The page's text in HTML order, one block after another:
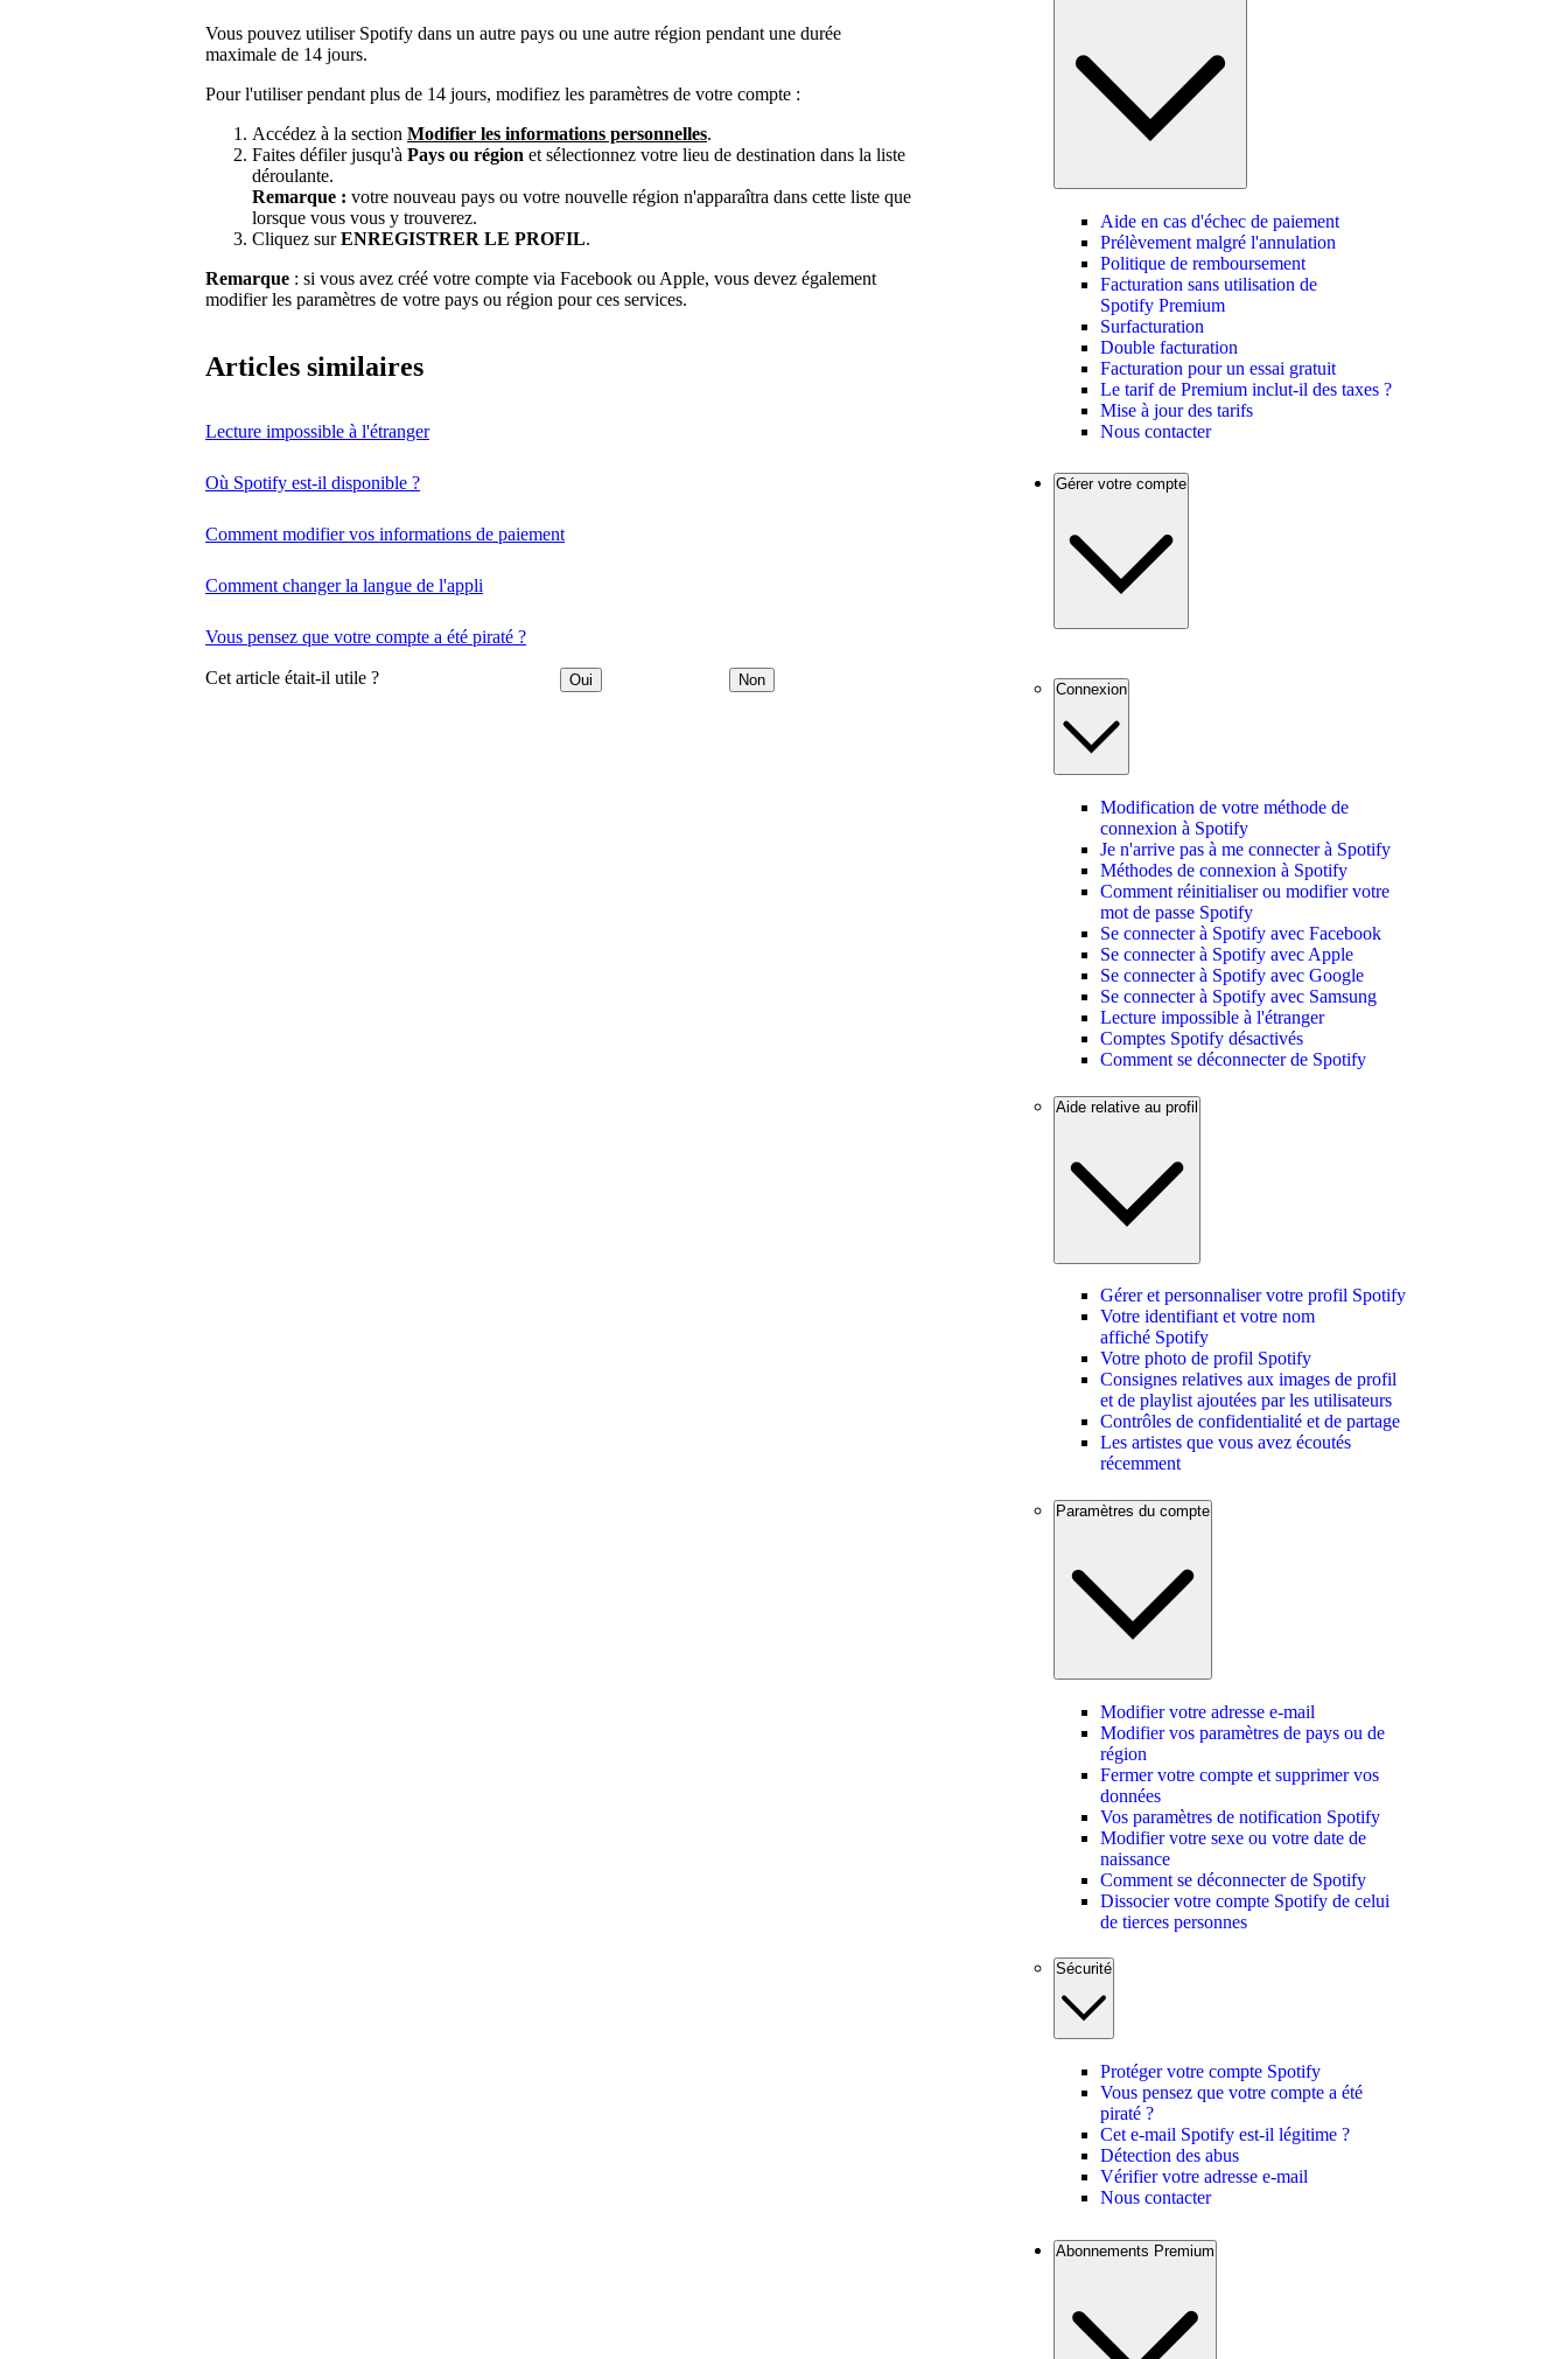
Vous pouvez utiliser Spotify dans un autre pays ou une autre région pendant une durée
maximale de 14 jours.
Pour l'utiliser pendant plus de 14 jours, modifiez les paramètres de votre compte :
Accédez à la section Modifier les informations personnelles.
Faites défiler jusqu'à Pays ou région et sélectionnez votre lieu de destination dans la liste
déroulante.
Remarque : votre nouveau pays ou votre nouvelle région n'apparaîtra dans cette liste que
lorsque vous vous y trouverez.
Cliquez surENREGISTRER LE PROFIL.
Remarque : si vous avez créé votre compte via Facebook ou Apple, vous devez également
modifier les paramètres de votre pays ou région pour ces services.
Articles similaires
Lecture impossible à l'étranger
Où Spotify est-il disponible ?
Comment modifier vos informations de paiement
Comment changer la langue de l'appli
Vous pensez que votre compte a été piraté ?
Cet article était-il utile ? Oui Non
Aide en cas d'échec de paiement
Prélèvement malgré l'annulation
Politique de remboursement
Facturation sans utilisation de
Spotify Premium
Surfacturation
Double facturation
Facturation pour un essai gratuit
Le tarif de Premium inclut-il des taxes ?
Mise à jour des tarifs
Nous contacter
Gérer votre compte
Connexion
Modification de votre méthode de
connexion à Spotify
Je n'arrive pas à me connecter à Spotify
Méthodes de connexion à Spotify
Comment réinitialiser ou modifier votre
mot de passe Spotify
Se connecter à Spotify avec Facebook
Se connecter à Spotify avec Apple
Se connecter à Spotify avec Google
Se connecter à Spotify avec Samsung
Lecture impossible à l'étranger
Comptes Spotify désactivés
Comment se déconnecter de Spotify
Aide relative au profil
Gérer et personnaliser votre profil Spotify
Votre identifiant et votre nom
affiché Spotify
Votre photo de profil Spotify
Consignes relatives aux images de profil
et de playlist ajoutées par les utilisateurs
Contrôles de confidentialité et de partage
Les artistes que vous avez écoutés
récemment
Paramètres du compte
Modifier votre adresse e-mail
Modifier vos paramètres de pays ou de
région
Fermer votre compte et supprimer vos
données
Vos paramètres de notification Spotify
Modifier votre sexe ou votre date de
naissance
Comment se déconnecter de Spotify
Dissocier votre compte Spotify de celui
de tierces personnes
Sécurité
Protéger votre compte Spotify
Vous pensez que votre compte a été
piraté ?
Cet e-mail Spotify est-il légitime ?
Détection des abus
Vérifier votre adresse e-mail
Nous contacter
Abonnements Premium